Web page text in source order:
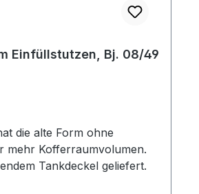
Einfüllstutzen, Bj. 08/49
die alte Form ohne
mehr Kofferraumvolumen.
Tankdeckel geliefert.